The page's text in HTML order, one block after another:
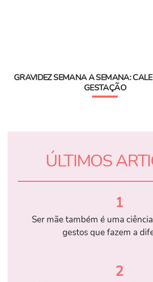
GRAVIDEZ SEMANA A SEMANA:
GESTAÇÃO
ÚLTIMOS
1
Ser mãe também é uma
gestos que fazem a
2